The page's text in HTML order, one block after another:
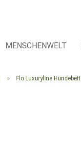
MENSCHENWELT
» Flo Luxuryline Hundebett